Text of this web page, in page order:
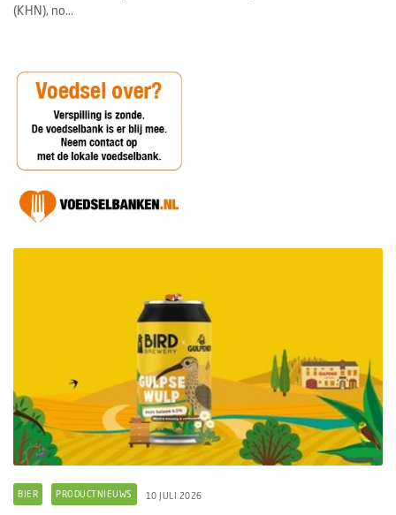
(KHN), no...
BIER PRODUCTNIEUWS 10 JULI 2026